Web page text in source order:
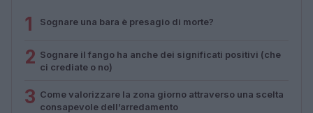
1 Sognare una bara è presagio di morte?
2 Sognare il fango ha anche dei significati positivi (che
ci crediate o no)
3 Come valorizzare la zona giorno attraverso una scelta
consapevole dell’arredamento